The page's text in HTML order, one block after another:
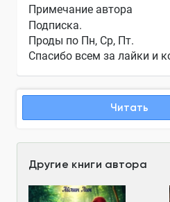
Примечание автора
Подписка.
Проды по Пн, Ср, Пт.
Спасибо всем за лайки
Читать
Другие книги автора